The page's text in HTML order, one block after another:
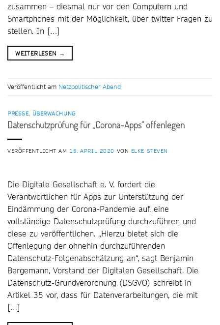
zusammen – diesmal nur vor den Computern und
Smartphones mit der Möglichkeit, über twitter Fragen zu
stellen. In […]
WEITERLESEN →
Veröffentlicht am Netzpolitischer Abend
PRESSE, ÜBERWACHUNG
Datenschutzprüfung für „Corona-Apps“ offenlegen
VERÖFFENTLICHT AM 15. APRIL 2020 VON ELKE STEVEN
Die Digitale Gesellschaft e. V. fordert die
Verantwortlichen für Apps zur Unterstützung der
Eindämmung der Corona-Pandemie auf, eine
vollständige Datenschutzprüfung durchzuführen und
diese zu veröffentlichen. „Hierzu bietet sich die
Offenlegung der ohnehin durchzuführenden
Datenschutz-Folgenabschätzung an“, sagt Benjamin
Bergemann, Vorstand der Digitalen Gesellschaft. Die
Datenschutz-Grundverordnung (DSGVO) schreibt in
Artikel 35 vor, dass für Datenverarbeitungen, die mit
[…]